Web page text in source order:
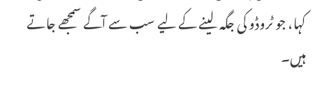
کہا، جو ٹروڈو کی جگہ لینے کے لیے سب سے آگے سمجھے جاتے
ہیں۔